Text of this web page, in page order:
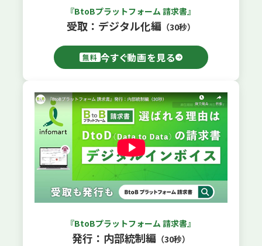
『BtoBプラットフォーム 請求書』
受取：デジタル化編 （30秒）
無料 今すぐ動画を見る
『BtoBプラットフォーム 請求書』
発行：内部統制編（30秒）